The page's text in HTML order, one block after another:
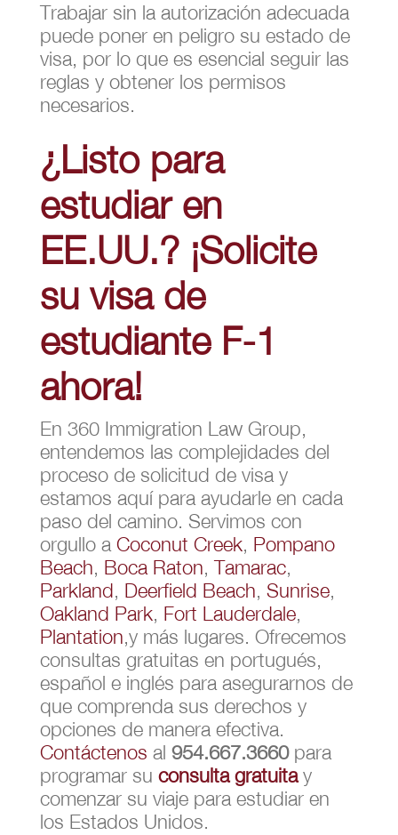
Trabajar sin la autorización adecuada
puede poner en peligro su estado de
visa, por lo que es esencial seguir las
reglas y obtener los permisos
necesarios.
¿Listo para
estudiar en
EE.UU.? ¡Solicite
su visa de
estudiante F-1
ahora!
En 360 Immigration Law Group,
entendemos las complejidades del
proceso de solicitud de visa y
estamos aquí para ayudarle en cada
paso del camino. Servimos con
orgullo a Coconut Creek, Pompano
Beach, Boca Raton,Tamarac,
Parkland, Deerfield Beach, Sunrise,
Oakland Park, Fort Lauderdale,
Plantation,y más lugares. Ofrecemos
consultas gratuitas en portugués,
español e inglés para asegurarnos de
que comprenda sus derechos y
opciones de manera efectiva.
Contáctenos al 954.667.3660para
programar su consulta gratuitay
comenzar su viaje para estudiar en
los Estados Unidos.